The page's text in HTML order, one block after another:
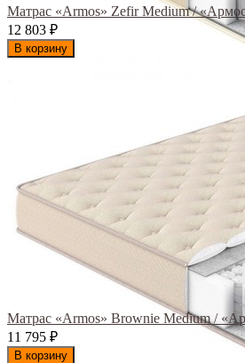
Матрас «Armos» Zefir Medium /
12 803 ₽
В корзину
Матрас «Armos» Brownie Medium /
11 795 ₽
В корзину